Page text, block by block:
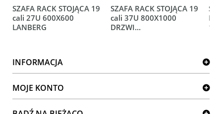
SZAFA RACK STOJĄCA 19
cali 27U 600X600
LANBERG
SZAFA RACK STOJĄCA 19
cali 37U 800X1000
DRZWI...
INFORMACJA
MOJE KONTO